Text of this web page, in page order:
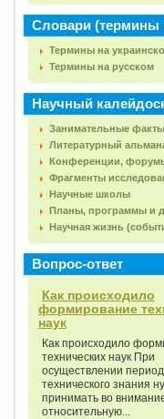
Словари (термины
Термины на
Термины на русском
Научный
Занимательные факты
Литературный
Конференции,
Фрагменты
Научные школы
Планы, программы и
Научная жизнь
Вопрос-ответ
Как происходило
формирование
наук
Как происходило
технических наук При
осуществлении
технического знания
принимать во
относительную...